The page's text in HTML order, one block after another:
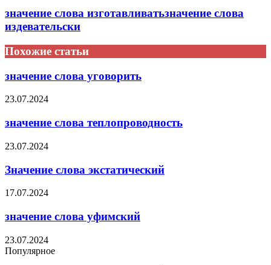
значение слова изготавливатьзначение слова
издевательски
Похожие статьи
значение слова уговорить
23.07.2024
значение слова теплопроводность
23.07.2024
Значение слова экстатический
17.07.2024
значение слова уфимский
23.07.2024
Популярное